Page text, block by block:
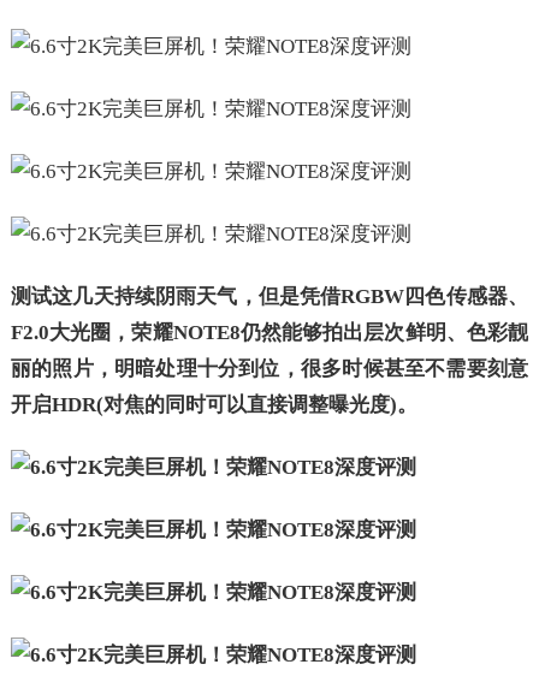
测试这几天持续阴雨天气，但是凭借RGBW四色传感器、
F2.0大光圈，荣耀NOTE8仍然能够拍出层次鲜明、色彩靓
丽的照片，明暗处理十分到位，很多时候甚至不需要刻意
开启HDR(对焦的同时可以直接调整曝光度)。